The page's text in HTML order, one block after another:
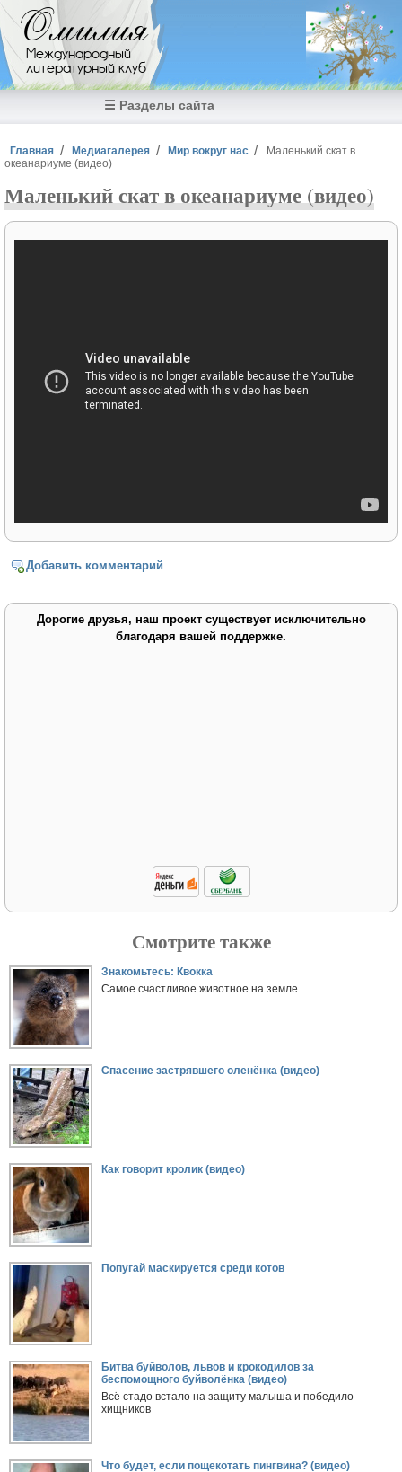
Перейти к основному содержанию
Омилия
Международный
литературный клуб
☰ Разделы сайта
Вы здесь
Главная Медиагалерея Мир вокруг нас
Маленький скат в
океанариуме (видео)
Маленький скат в океанариуме (видео)
Добавить комментарий
Дорогие друзья, наш проект существует исключительно
благодаря вашей поддержке.
Смотрите также
Знакомьтесь: Квокка
Самое счастливое животное на земле
Спасение застрявшего оленёнка (видео)
Как говорит кролик (видео)
Попугай маскируется среди котов
Битва буйволов, львов и крокодилов за
беспомощного буйволёнка (видео)
Всё стадо встало на защиту малыша и победило
хищников
Что будет, если пощекотать пингвина? (видео)